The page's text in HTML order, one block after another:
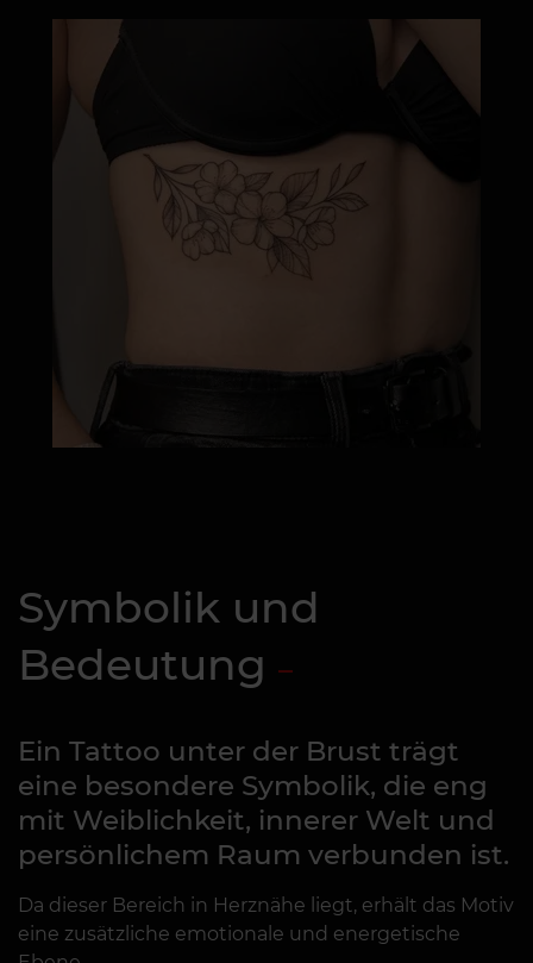
Symbolik und
Bedeutung
Ein Tattoo unter der Brust trägt
eine besondere Symbolik, die eng
mit Weiblichkeit, innerer Welt und
persönlichem Raum verbunden ist.
Da dieser Bereich in Herznähe liegt, erhält das Motiv
eine zusätzliche emotionale und energetische